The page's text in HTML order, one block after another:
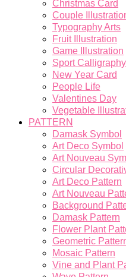
Christmas Card
Couple
Typography Arts
Fruit Illustration
Game Illustration
Sport Calligraphy
New Year Card
People Life
Valentines Day
Vegetable
PATTERN
Damask Symbol
Art Deco Symbol
Art Nouveau
Circular
Art Deco Pattern
Art Nouveau
Background
Damask Pattern
Flower Plant
Geometric
Mosaic Pattern
Vine and Plant